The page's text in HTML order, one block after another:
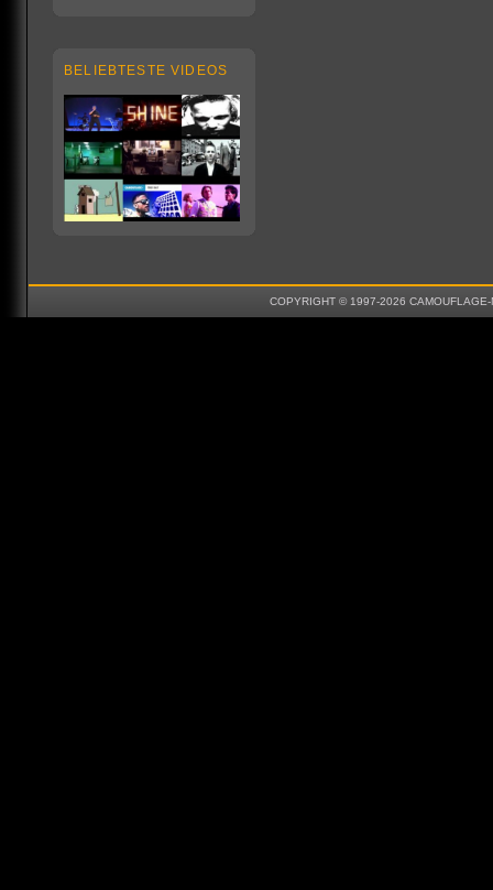
BELIEBTESTE VIDEOS
COPYRIGHT © 1997-2026 CAMOUFLAGE-